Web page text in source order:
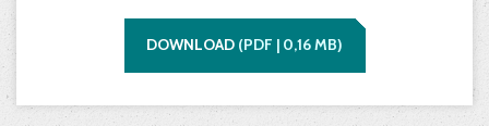
DOWNLOAD (PDF | 0,16MB)